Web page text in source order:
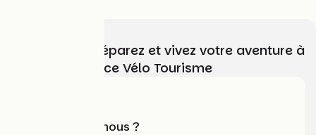
Choisissez, préparez et vivez votre aventure à
vélo avec France Vélo Tourisme
Qui sommes-nous ?